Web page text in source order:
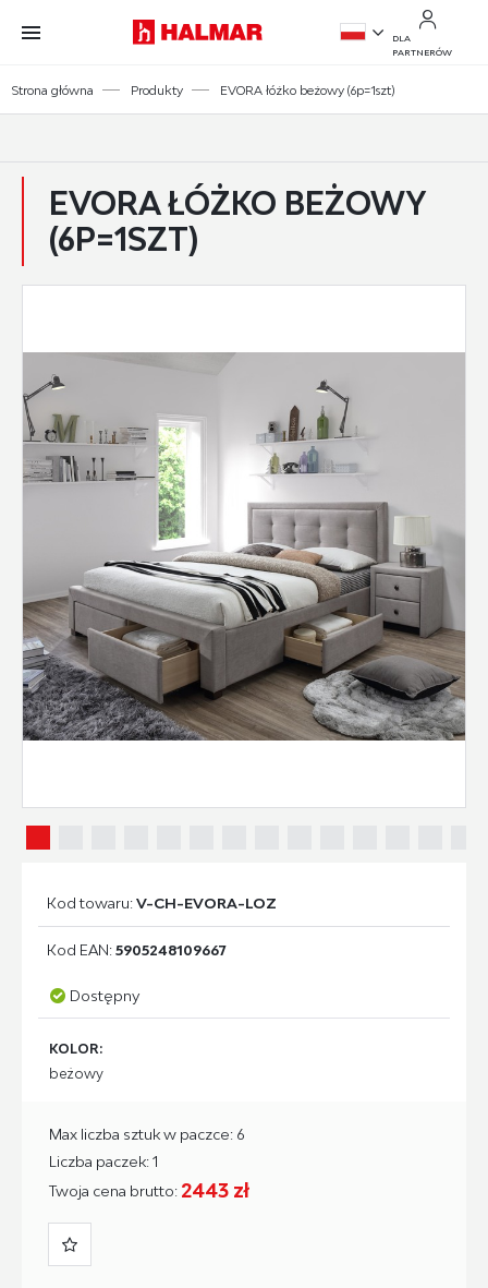
Przejdź do treści.
Przejdź do menu.
Przejdź do wyszukiwarki.
EN
DLA
PARTNERÓW
Strona główna Produkty EVORA łóżko beżowy (6p=1szt)
EVORA ŁÓŻKO BEŻOWY
(6P=1SZT)
Kod towaru:V-CH-EVORA-LOZ
Kod EAN:5905248109667
Dostępny
KOLOR:
beżowy
Twoja cena brutto: 2443 zł
Max liczba sztuk w paczce: 6
Liczba paczek: 1